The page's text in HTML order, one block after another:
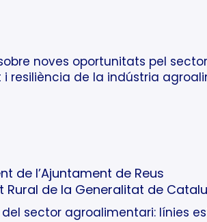
noves oportunitats pel sector
resiliència de la indústria
de l’Ajuntament de Reus
de la Generalitat de
del sector agroalimentari: línies